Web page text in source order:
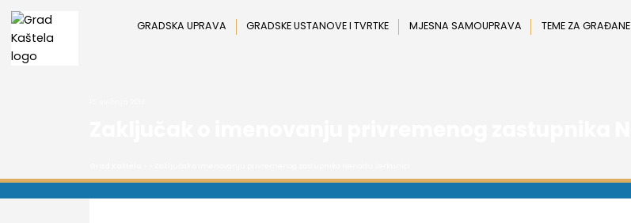
Preskoči
na
sadržaj
GRADSKA UPRAVA GRADSKE USTANOVE I TVRTKE MJESNA SAMOUPRAVA TEME ZA GRAĐANE